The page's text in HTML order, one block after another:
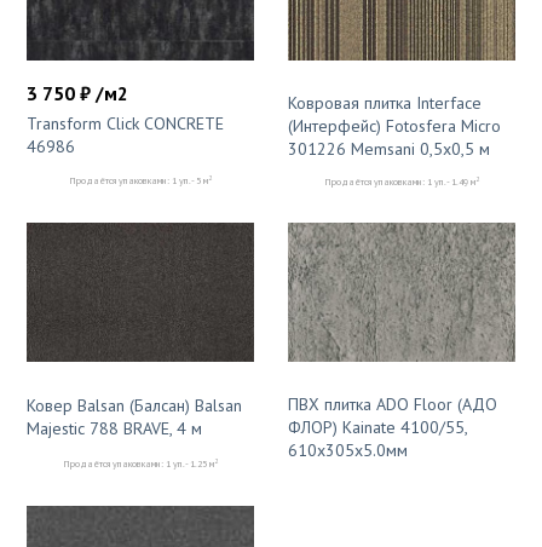
3 750 ₽ /м2
Transform Click CONCRETE
46986
Продаётся упаковками: 1 уп. - 5 м2
Ковровая плитка Interface
(Интерфейс) Fotosfera Micro
301226 Memsani 0,5х0,5 м
Продаётся упаковками: 1 уп. - 1.49 м2
Ковер Balsan (Балсан) Balsan
Majestic 788 BRAVE, 4 м
Продаётся упаковками: 1 уп. - 1.25 м2
ПВХ плитка ADO Floor (АДО
ФЛОР) Kainate 4100/55,
610х305х5.0мм